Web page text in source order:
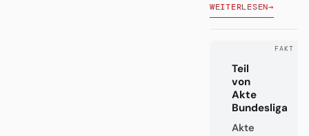
WEITERLESEN→
Teil
von
Akte
Bundesliga
Akte